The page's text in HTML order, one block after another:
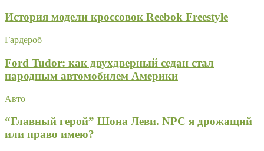
История модели кроссовок Reebok Freestyle
Гардероб
Ford Tudor: как двухдверный седан стал
народным автомобилем Америки
Авто
“Главный герой” Шона Леви. NPC я дрожащий
или право имею?